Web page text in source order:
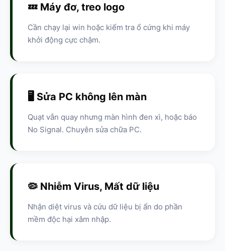
💤 Máy đơ, treo logo
Cần chạy lại win hoặc kiểm tra ổ cứng khi máy
khởi động cực chậm.
🖥️ Sửa PC không lên màn
Quạt vẫn quay nhưng màn hình đen xì, hoặc báo
No Signal. Chuyên sửa chữa PC.
🦠 Nhiễm Virus, Mất dữ liệu
Nhận diệt virus và cứu dữ liệu bị ẩn do phần
mềm độc hại xâm nhập.